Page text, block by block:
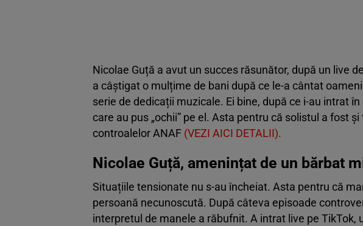
Nicolae Guță a avut un succes răsunător, după un live
a câștigat o mulțime de bani după ce le-a cântat
serie de dedicații muzicale. Ei bine, după ce i-au intrat
care au pus „ochii” pe el. Asta pentru că solistul a fost
controalelor ANAF (VEZI AICI DETALII).
Nicolae Guță, amenințat de un bărbat
Situațiile tensionate nu s-au încheiat. Asta pentru că
persoană necunoscută. După câteva episoade
interpretul de manele a răbufnit. A intrat live pe TikTok,